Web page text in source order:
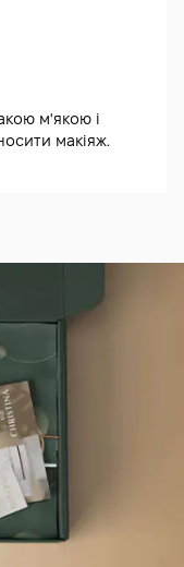
м'якою і
макіяж.